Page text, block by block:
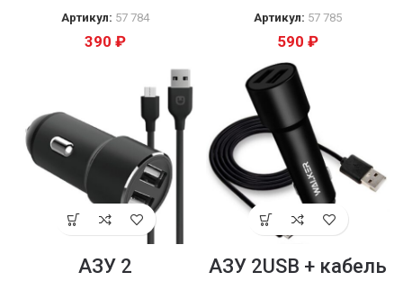
Артикул: 57 784
390 ₽
Артикул: 57 785
590 ₽
АЗУ 2
АЗУ 2USB + кабель